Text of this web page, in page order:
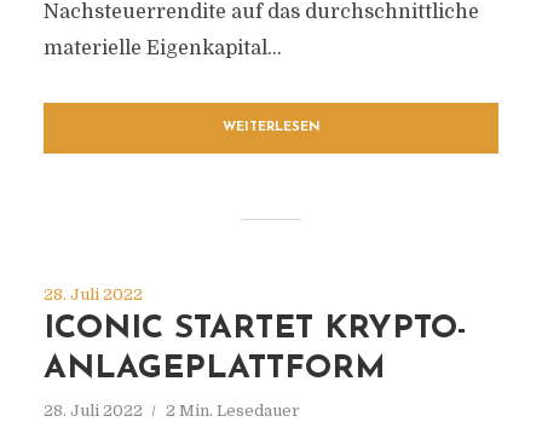
Nachsteuerrendite auf das durchschnittliche
materielle Eigenkapital...
WEITERLESEN
28. Juli 2022
ICONIC STARTET KRYPTO-
ANLAGEPLATTFORM
28. Juli 2022 2 Min. Lesedauer